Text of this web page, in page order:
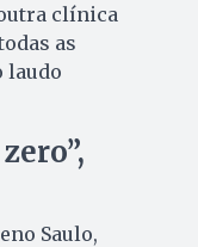
clínica
as
laudo
Saulo,